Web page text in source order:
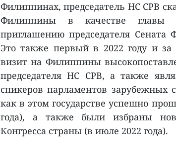
Филиппинах, председатель НС СРВ
Филиппины в качестве главы
приглашению председателя
Это также первый в 2022 году и
визит на Филиппины
председателя НС СРВ, а также
спикеров парламентов зарубежных
как в этом государстве успешно
года), а также были избраны
Конгресса страны (в июле 2022 года).